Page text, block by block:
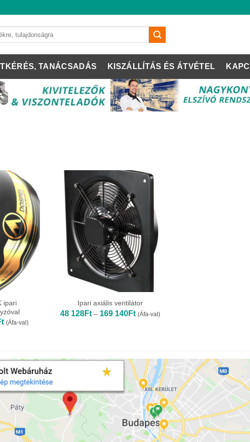
TANÁCSADÁS KISZÁLLÍTÁS ÉS ÁTVÉTEL
ipari
Ártartomány:
80
(Áfa-val)
Ipari axiális ventilátor
48 128Ft – 169 140FtÁrtartomány:
48
(Áfa-val)